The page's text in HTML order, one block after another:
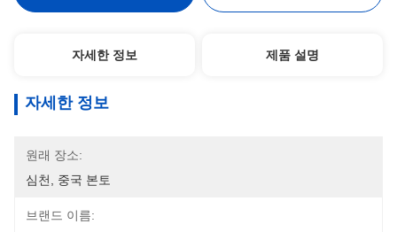
자세한 정보 제품 설명
자세한 정보
원래 장소:
심천, 중국 본토
브랜드 이름: